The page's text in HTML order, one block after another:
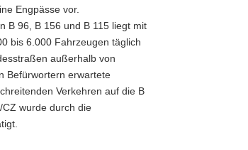
Engpässe vor.
B 96, B 156 und B 115 liegt mit
bis 6.000 Fahrzeugen täglich
außerhalb von
Befürwortern erwartete
Verkehren auf die B
CZ wurde durch die